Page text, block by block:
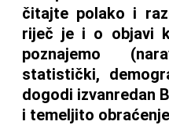
čitajte polako i
riječ je i o objavi
poznajemo
statistički,
dogodi izvanredan
i temeljito